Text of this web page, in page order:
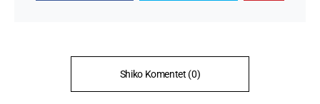
Shiko Komentet (0)